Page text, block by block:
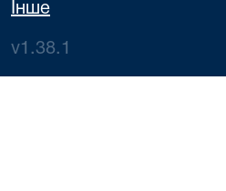
Інше
v1.38.1